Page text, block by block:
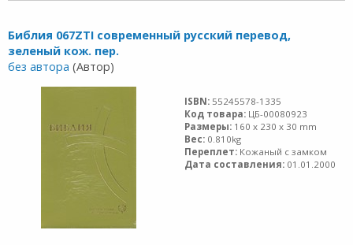
Библия 067ZTI современный русский перевод,
зеленый кож. пер.
без автора (Автор)
ISBN: 55245578-1335
Код товара: ЦБ-00080923
Размеры: 160 x 230 x 30 mm
Вес: 0.810kg
Переплет: Кожаный с замком
Дата составления: 01.01.2000